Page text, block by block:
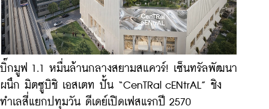
บิ๊กมูฟ 1.1 หมื่นล้านกลางสยามสแควร์! เซ็นทรัลพัฒนา
ผนึก มิตซูบิชิ เอสเตท ปั้น “CenTRal cENtrAL” ชิง
ทำเลสี่แยกปทุมวัน ดีเดย์เปิดเฟสแรกปี 2570